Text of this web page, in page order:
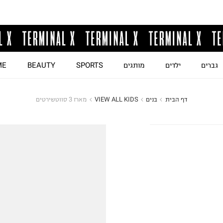
גברים ילדים מותגים SPORTS
BEAUTY
דף הבית בנים VIEW ALL KIDS מארז 3 סווטשירטים